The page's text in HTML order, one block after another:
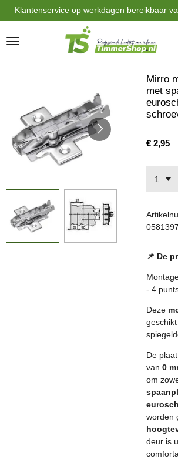
Ga
direct
naar
de
Klantenservice op werkdagen bereikbaar
Mirro
met
€ 2,95
📌 De
- 4
Deze
De
van 0
om
worden
deur is